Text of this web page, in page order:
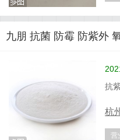
九朋 抗菌 防霉 防紫外
抗
杭
营